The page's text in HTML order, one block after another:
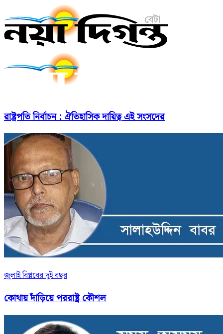
রাষ্ট্রপতি নির্বাচন : ঐতিহাসিক দায়িত্ব এই সংসদের
জুলাই বিপ্লবের দুই বছর
কোথায় দাঁড়িয়ে পররাষ্ট্র কৌশল